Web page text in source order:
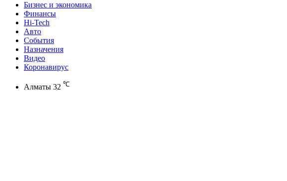
Бизнес и экономика
Финансы
Hi-Tech
Авто
События
Назначения
Видео
Коронавирус
Алматы 32 ℃